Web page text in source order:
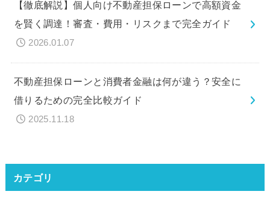
【徹底解説】個人向け不動産担保ローンで高額資金
を賢く調達！審査・費用・リスクまで完全ガイド
2026.01.07
不動産担保ローンと消費者金融は何が違う？安全に
借りるための完全比較ガイド
2025.11.18
カテゴリ